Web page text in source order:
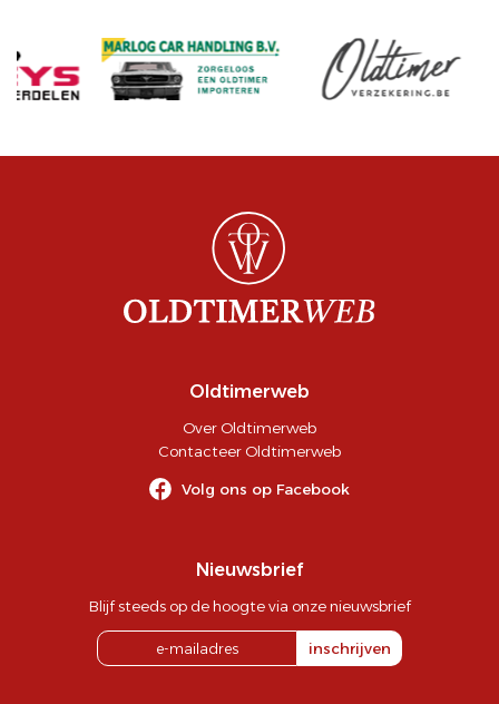
Oldtimerweb
Over Oldtimerweb
Contacteer Oldtimerweb
Volg ons op Facebook
Nieuwsbrief
Blijf steeds op de hoogte via onze nieuwsbrief
inschrijven